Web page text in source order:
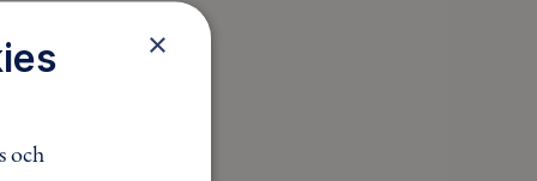
×
och